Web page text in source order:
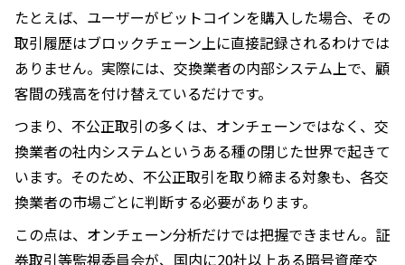
たとえば、ユーザーがビットコインを購入した場合、その
取引履歴はブロックチェーン上に直接記録されるわけでは
ありません。実際には、交換業者の内部システム上で、顧
客間の残高を付け替えているだけです。
つまり、不公正取引の多くは、オンチェーンではなく、交
換業者の社内システムというある種の閉じた世界で起きて
います。そのため、不公正取引を取り締まる対象も、各交
換業者の市場ごとに判断する必要があります。
この点は、オンチェーン分析だけでは把握できません。証
券取引等監視委員会が、国内に20社以上ある暗号資産交